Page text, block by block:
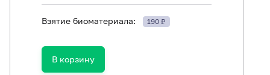
Аланинаминотрансфераза (АЛТ)
Аполипопротеин A1
Взятие биоматериала: 190 ₽
В корзину